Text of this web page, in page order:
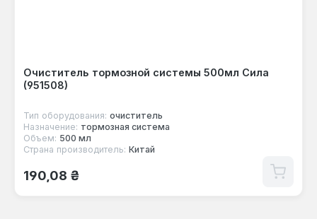
Очиститель тормозной системы 500мл Сила
(951508)
Тип оборудования: очиститель
Назначение: тормозная система
Объем: 500 мл
Страна производитель: Китай
Обычная цена:
190,08 ₴